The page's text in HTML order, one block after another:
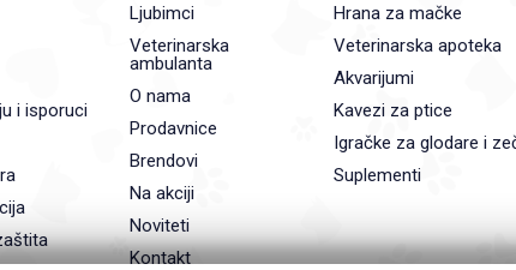
i isporuci
Ljubimci
Veterinarska
ambulanta
O nama
Prodavnice
Brendovi
Na akciji
Noviteti
Kontakt
Hrana za mačke
Veterinarska apoteka
Akvarijumi
Kavezi za ptice
Igračke za glodare i
Suplementi